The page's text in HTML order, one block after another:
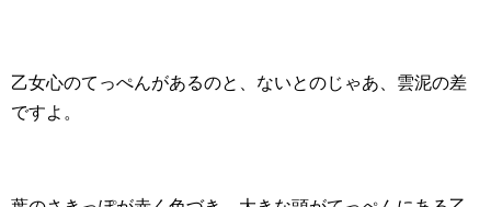
乙女心のてっぺんがあるのと、ないとのじゃあ、雲泥の差
ですよ。